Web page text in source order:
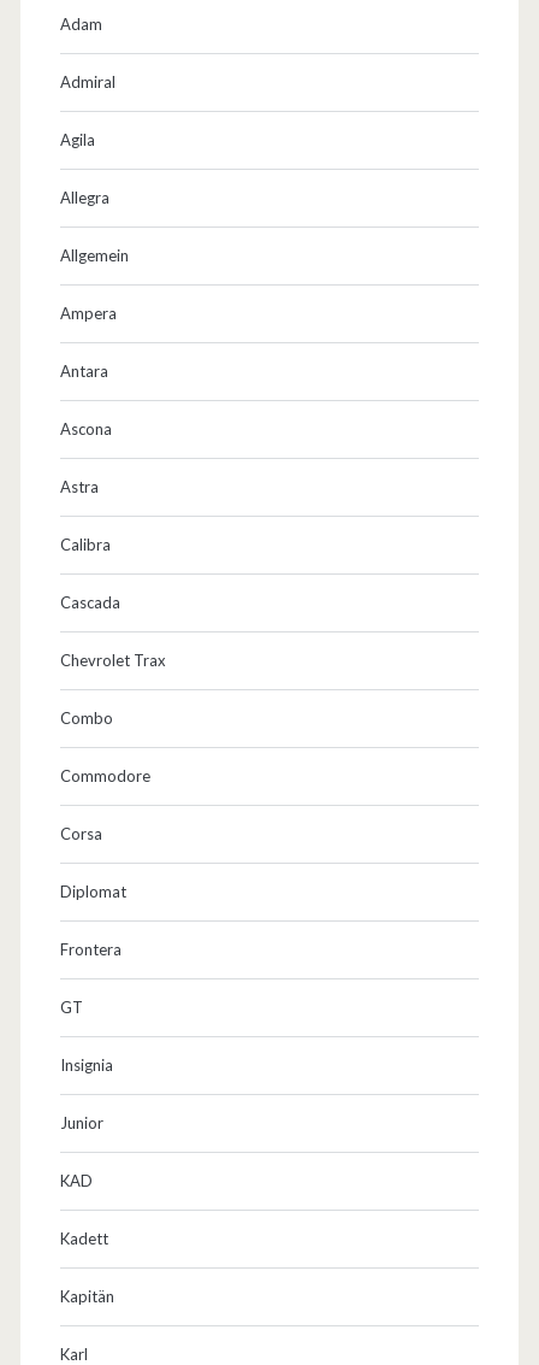
Adam
Admiral
Agila
Allegra
Allgemein
Ampera
Antara
Ascona
Astra
Calibra
Cascada
Chevrolet Trax
Combo
Commodore
Corsa
Diplomat
Frontera
GT
Insignia
Junior
KAD
Kadett
Kapitän
Karl